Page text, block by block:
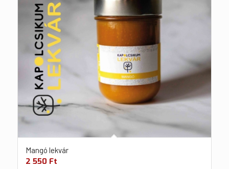
Mangó lekvár
2 550 Ft